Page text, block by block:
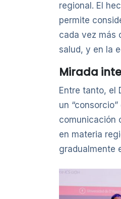
regional. El
permite
cada vez más
salud, y en la
Mirada
Entre tanto, el
un
comunicación
en materia
gradualmente